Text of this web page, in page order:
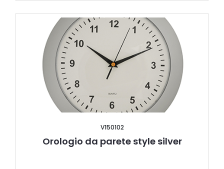
V150102
Orologio da parete style silver